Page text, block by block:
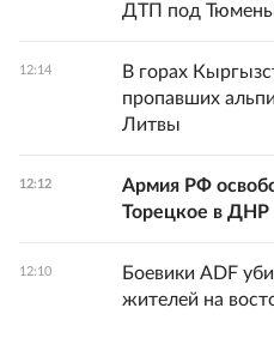
ДТП под
12:14
В горах
пропавших
Литвы
12:12
Армия РФ
Торецкое в ДНР
12:10
Боевики ADF
жителей на